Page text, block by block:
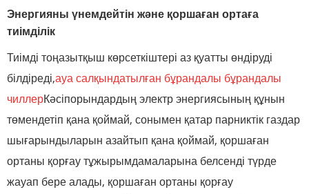
Энергияны үнемдейтін және қоршаған ортаға
тиімділік
Тиімді тоңазытқыш көрсеткіштері аз қуатты өндіруді
білдіреді,ауа салқындатылған бұрандалы бұрандалы
чиллерКәсіпорындардың электр энергиясының құнын
төмендетіп қана қоймай, сонымен қатар парниктік газдар
шығарындыларын азайтып қана қоймай, қоршаған
ортаны қорғау тұжырымдамаларына белсенді түрде
жауап бере алады, қоршаған ортаны қорғау